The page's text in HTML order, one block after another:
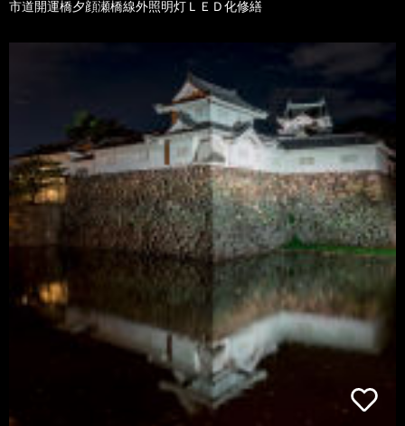
市道開運橋夕顔瀬橋線外照明灯ＬＥＤ化修繕